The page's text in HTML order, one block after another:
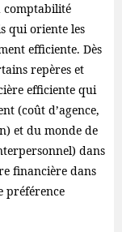
comptabilité
qui oriente les
efficiente. Dès
repères et
efficiente qui
(coût d’agence,
et du monde de
dans
financière dans
préférence